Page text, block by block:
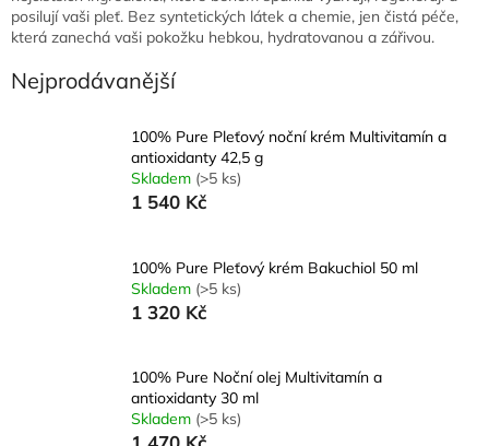
posilují vaši pleť. Bez syntetických látek a chemie, jen čistá péče,
která zanechá vaši pokožku hebkou, hydratovanou a zářivou.
Nejprodávanější
100% Pure Pleťový noční krém Multivitamín a
antioxidanty 42,5 g
Skladem (>5 ks)
1 540 Kč
100% Pure Pleťový krém Bakuchiol 50 ml
Skladem (>5 ks)
1 320 Kč
100% Pure Noční olej Multivitamín a
antioxidanty 30 ml
Skladem (>5 ks)